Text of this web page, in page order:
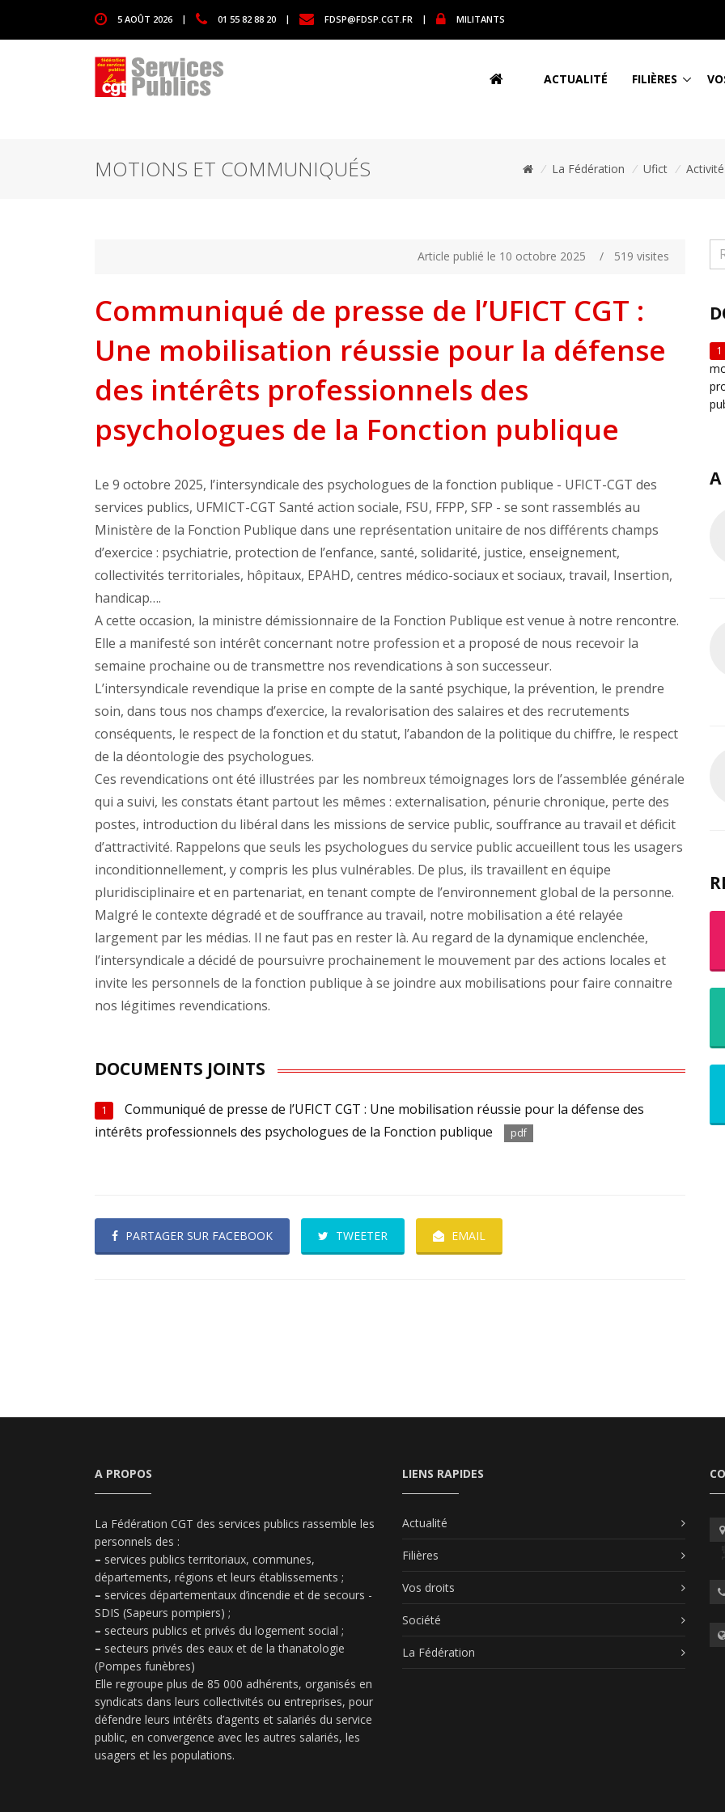
5 AOÛT 2026 | 01 55 82 88 20 | FDSP@FDSP.CGT.FR | MILITANTS
ACTUALITÉ FILIÈRES
MOTIONS ET COMMUNIQUÉS / La Fédération / Ufict /
Article publié le 10 octobre 2025 / 519 visites
Communiqué de presse de l’UFICT CGT :
Une mobilisation réussie pour la défense
des intérêts professionnels des
psychologues de la Fonction publique
Le 9 octobre 2025, l’intersyndicale des psychologues de la fonction publique - UFICT-CGT des
services publics, UFMICT-CGT Santé action sociale, FSU, FFPP, SFP - se sont rassemblés au
Ministère de la Fonction Publique dans une représentation unitaire de nos différents champs
d’exercice : psychiatrie, protection de l’enfance, santé, solidarité, justice, enseignement,
collectivités territoriales, hôpitaux, EPAHD, centres médico-sociaux et sociaux, travail, Insertion,
handicap….
A cette occasion, la ministre démissionnaire de la Fonction Publique est venue à notre rencontre.
Elle a manifesté son intérêt concernant notre profession et a proposé de nous recevoir la
semaine prochaine ou de transmettre nos revendications à son successeur.
L’intersyndicale revendique la prise en compte de la santé psychique, la prévention, le prendre
soin, dans tous nos champs d’exercice, la revalorisation des salaires et des recrutements
conséquents, le respect de la fonction et du statut, l’abandon de la politique du chiffre, le respect
de la déontologie des psychologues.
Ces revendications ont été illustrées par les nombreux témoignages lors de l’assemblée générale
qui a suivi, les constats étant partout les mêmes : externalisation, pénurie chronique, perte des
postes, introduction du libéral dans les missions de service public, souffrance au travail et déficit
d’attractivité. Rappelons que seuls les psychologues du service public accueillent tous les usagers
inconditionnellement, y compris les plus vulnérables. De plus, ils travaillent en équipe
pluridisciplinaire et en partenariat, en tenant compte de l’environnement global de la personne.
Malgré le contexte dégradé et de souffrance au travail, notre mobilisation a été relayée
largement par les médias. Il ne faut pas en rester là. Au regard de la dynamique enclenchée,
l’intersyndicale a décidé de poursuivre prochainement le mouvement par des actions locales et
invite les personnels de la fonction publique à se joindre aux mobilisations pour faire connaitre
nos légitimes revendications.
DOCUMENTS JOINTS
1
Communiqué de presse de l’UFICT CGT : Une mobilisation réussie pour la défense des
intérêts professionnels des psychologues de la Fonction publique
pdf
PARTAGER SUR FACEBOOK TWEETER EMAIL
1
A
A PROPOS
La Fédération CGT des services publics rassemble les
personnels des :
– services publics territoriaux, communes,
départements, régions et leurs établissements ;
– services départementaux d’incendie et de secours -
SDIS (Sapeurs pompiers) ;
– secteurs publics et privés du logement social ;
– secteurs privés des eaux et de la thanatologie
(Pompes funèbres)
Elle regroupe plus de 85 000 adhérents, organisés en
syndicats dans leurs collectivités ou entreprises, pour
défendre leurs intérêts d’agents et salariés du service
public, en convergence avec les autres salariés, les
usagers et les populations.
LIENS RAPIDES
Actualité
Filières
Vos droits
Société
La Fédération